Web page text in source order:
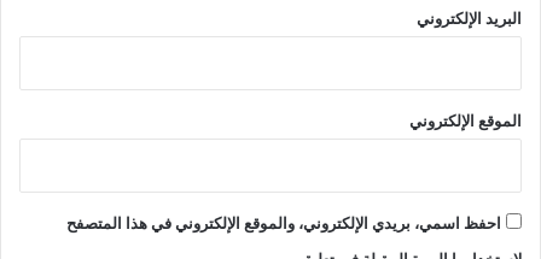
البريد الإلكتروني
الموقع الإلكتروني
احفظ اسمي، بريدي الإلكتروني، والموقع الإلكتروني في هذا المتصفح